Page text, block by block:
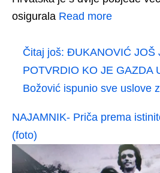
osigurala Read more
Čitaj još: ÐUKANOVIĆ JOŠ
POTVRDIO KO JE GAZDA
Božović ispunio sve uslove
NAJAMNIK- Priča prema
(foto)